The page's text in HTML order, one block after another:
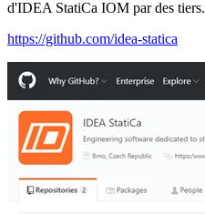
d'IDEA StatiCa IOM par des tiers.
https://github.com/idea-statica